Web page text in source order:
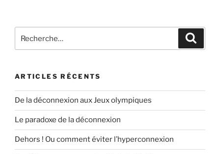
pour
ARTICLES RÉCENTS
De la déconnexion aux Jeux olympiques
Le paradoxe de la déconnexion
Dehors ! Ou comment éviter l’hyperconnexion